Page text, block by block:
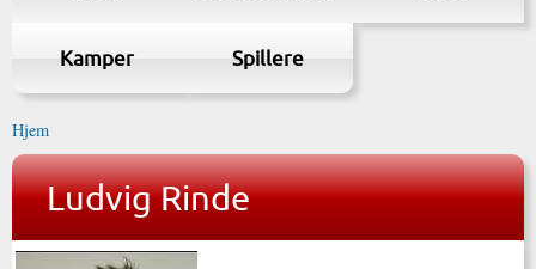
Kamper Spillere
Hjem
Ludvig Rinde